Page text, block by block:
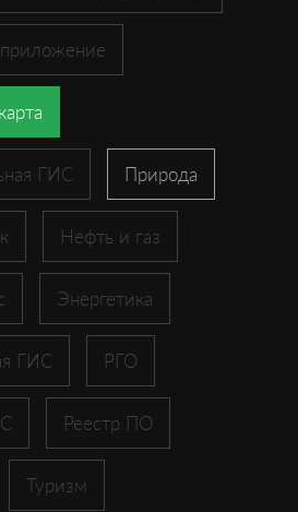
ГИС Природа
Нефть и газ
Энергетика
ГИС РГО
Реестр ПО
Туризм